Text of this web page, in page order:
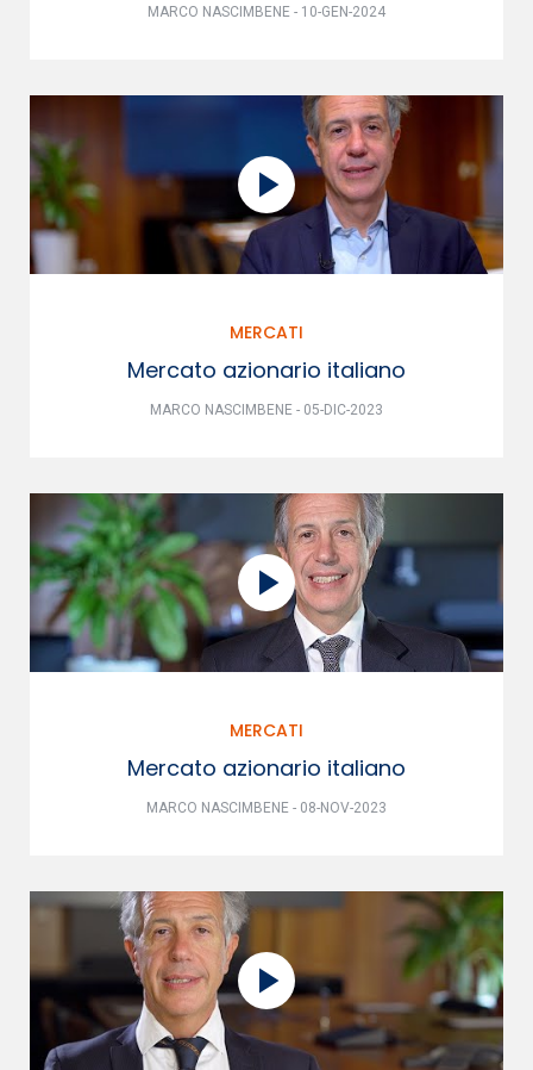
MARCO NASCIMBENE - 10-GEN-2024
MERCATI
Mercato azionario italiano
MARCO NASCIMBENE - 05-DIC-2023
MERCATI
Mercato azionario italiano
MARCO NASCIMBENE - 08-NOV-2023